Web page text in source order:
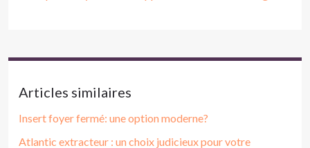
Articles similaires
Insert foyer fermé: une option moderne?
Atlantic extracteur : un choix judicieux pour votre